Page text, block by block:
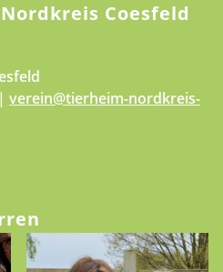
Coesfeld
| verein@tierheim-nordkreis-